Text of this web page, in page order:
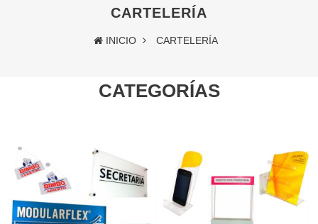
CARTELERÍA
INICIO CARTELERÍA
CATEGORÍAS